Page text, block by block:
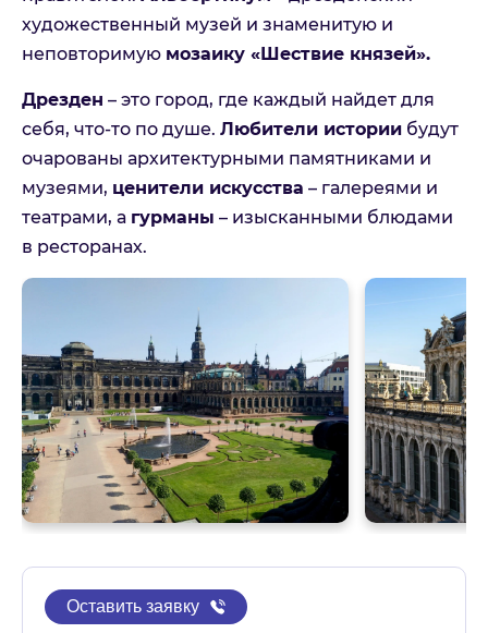
художественный музей и знаменитую и
неповторимую мозаику «Шествие князей».
Дрезден – это город, где каждый найдет для
себя, что-то по душе. Любители истории будут
очарованы архитектурными памятниками и
музеями, ценители искусства – галереями и
театрами, а гурманы – изысканными блюдами
в ресторанах.
Оставить заявку